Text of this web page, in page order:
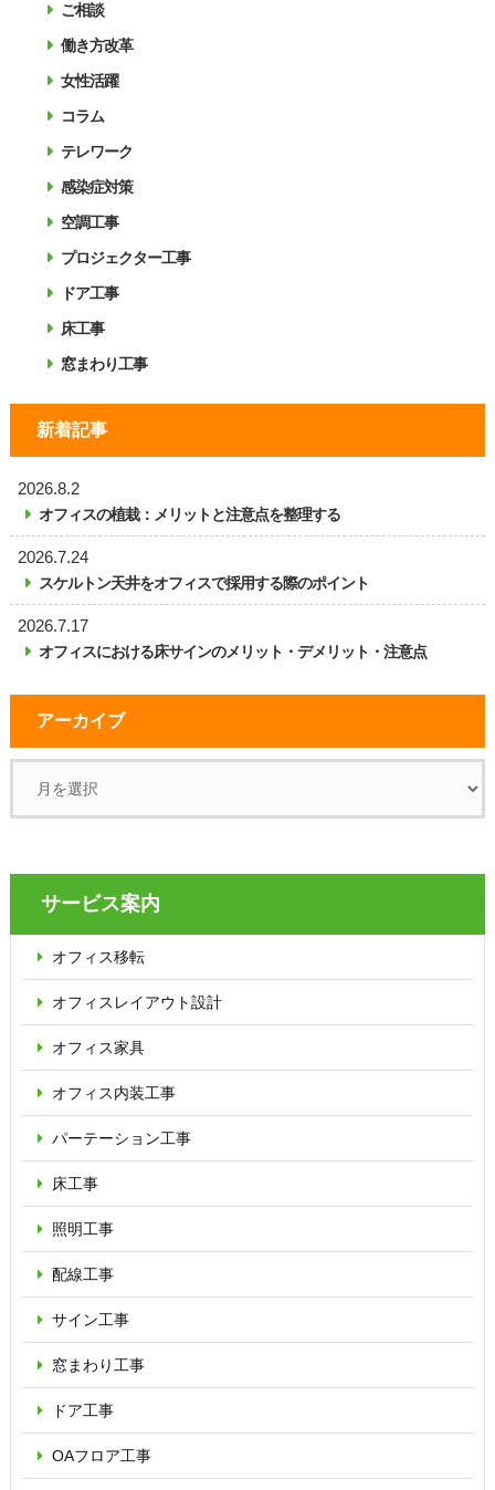
ご相談
働き方改革
女性活躍
コラム
テレワーク
感染症対策
空調工事
プロジェクター工事
ドア工事
床工事
窓まわり工事
新着記事
2026.8.2
オフィスの植栽：メリットと注意点を整理する
2026.7.24
スケルトン天井をオフィスで採用する際のポイント
2026.7.17
オフィスにおける床サインのメリット・デメリット・注意点
アーカイブ
サービス案内
オフィス移転
オフィス レイアウト設計
オフィス家具
オフィス内装工事
パーテーション工事
床工事
照明工事
配線工事
サイン工事
窓まわり工事
ドア工事
OAフロア工事